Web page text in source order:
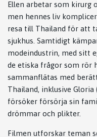
Ellen arbetar som kirurg
men hennes liv
resa till Thailand för att
sjukhus. Samtidigt
modeindustrin, med sitt
de etiska frågor som rör
sammanflätas med
Thailand, inklusive Gloria
försöker försörja sin
drömmar och plikter.
Filmen utforskar teman